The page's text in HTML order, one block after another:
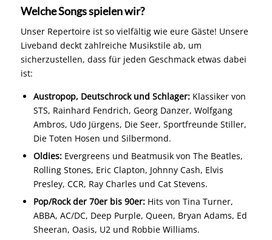
Welche Songs spielen wir?
Unser Repertoire ist so vielfältig wie eure Gäste! Unsere
Liveband deckt zahlreiche Musikstile ab, um
sicherzustellen, dass für jeden Geschmack etwas dabei
ist:
Austropop, Deutschrock und Schlager:Klassiker von
STS, Rainhard Fendrich, Georg Danzer, Wolfgang
Ambros, Udo Jürgens, Die Seer, Sportfreunde Stiller,
Die Toten Hosen und Silbermond.
Oldies:Evergreens und Beatmusik von The Beatles,
Rolling Stones, Eric Clapton, Johnny Cash, Elvis
Presley, CCR, Ray Charles und Cat Stevens.
Pop/Rock der 70er bis 90er:Hits von Tina Turner,
ABBA, AC/DC, Deep Purple, Queen, Bryan Adams, Ed
Sheeran, Oasis, U2 und Robbie Williams.